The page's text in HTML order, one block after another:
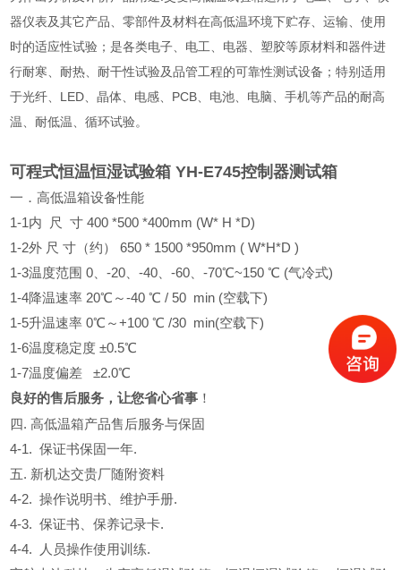
器仪表及其它产品、零部件及材料在高低温环境下贮存、运输、使用
时的适应性试验；是各类电子、电工、电器、塑胶等原材料和器件进
行耐寒、耐热、耐干性试验及品管工程的可靠性测试设备；特别适用
于光纤、LED、晶体、电感、PCB、电池、电脑、手机等产品的耐高
温、耐低温、循环试验。
可程式恒温恒湿试验箱 YH-E745控制器测试箱
一．高低温箱设备性能
1-1内 尺 寸 400 *500 *400mm (W* H *D)
1-2外 尺 寸（约） 650 * 1500 *950mm ( W*H*D )
1-3温度范围 0、-20、-40、-60、-70℃~150 ℃ (气冷式)
1-4降温速率 20℃～-40 ℃ / 50 min (空载下)
1-5升温速率 0℃～+100 ℃ /30 min(空载下)
1-6温度稳定度 ±0.5℃
1-7温度偏差 ±2.0℃
良好的售后服务，让您省心省事 ！
四. 高低温箱产品售后服务与保固
4-1. 保证书保固一年.
五. 新机达交贵厂随附资料
4-2. 操作说明书、维护手册.
4-3. 保证书、保养记录卡.
4-4. 人员操作使用训练.